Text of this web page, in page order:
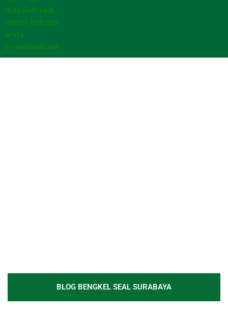
BLOG BENGKEL SEAL SURABAYA